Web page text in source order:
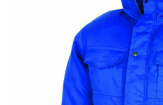
Costume | Combinezoane
Impermeabile
Pantaloni Impermeabili
Pelerine | Jachete Impermeabile
Imbracaminte TERMOIZOLANTĂ